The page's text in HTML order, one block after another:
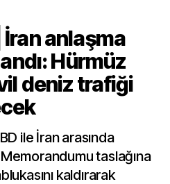
İran anlaşma
Hürmüz
deniz trafiği
ile İran arasında
taslağına
kaldırarak